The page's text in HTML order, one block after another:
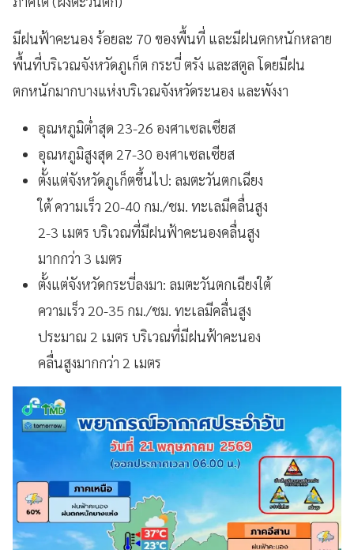
มีฝนฟ้าคะนอง ร้อยละ 70 ของพื้นที่ และมีฝนตกหนักหลาย
พื้นที่บริเวณจังหวัดภูเก็ต กระบี่ ตรัง และสตูล โดยมีฝน
ตกหนักมากบางแห่งบริเวณจังหวัดระนอง และพังงา
อุณหภูมิต่ำสุด 23-26 องศาเซลเซียส
อุณหภูมิสูงสุด 27-30 องศาเซลเซียส
ตั้งแต่จังหวัดภูเก็ตขึ้นไป: ลมตะวันตกเฉียง
ใต้ ความเร็ว 20-40 กม./ชม. ทะเลมีคลื่นสูง
2-3 เมตร บริเวณที่มีฝนฟ้าคะนองคลื่นสูง
มากกว่า 3 เมตร
ตั้งแต่จังหวัดกระบี่ลงมา: ลมตะวันตกเฉียงใต้
ความเร็ว 20-35 กม./ชม. ทะเลมีคลื่นสูง
ประมาณ 2 เมตร บริเวณที่มีฝนฟ้าคะนอง
คลื่นสูงมากกว่า 2 เมตร